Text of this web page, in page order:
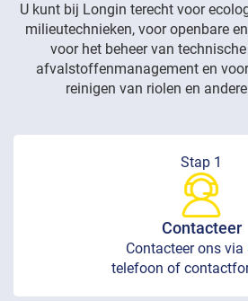
U kunt bij Longin terecht voor
milieutechnieken, voor openbare
voor het beheer van
afvalstoffenmanagement en
reinigen van riolen en
Stap 1
Contacteer
Contacteer ons via
telefoon of